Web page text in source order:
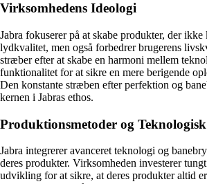
Virksomhedens Ideologi
Jabra fokuserer på at skabe produkter, der ikke
lydkvalitet, men også forbedrer brugerens
stræber efter at skabe en harmoni mellem
funktionalitet for at sikre en mere berigende
Den konstante stræben efter perfektion og
kernen i Jabras ethos.
Produktionsmetoder og
Jabra integrerer avanceret teknologi og
deres produkter. Virksomheden investerer
udvikling for at sikre, at deres produkter altid